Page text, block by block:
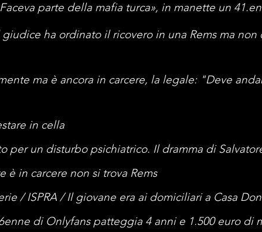
parte della mafia turca», in manette un
ha ordinato il ricovero in una Rems ma non
ma è ancora in carcere, la legale: "Deve
in cella
per un disturbo psichiatrico. Il dramma di
è in carcere non si trova Rems
/ ISPRA / Il giovane era ai domiciliari a Casa
di Onlyfans patteggia 4 anni e 1.500 euro di